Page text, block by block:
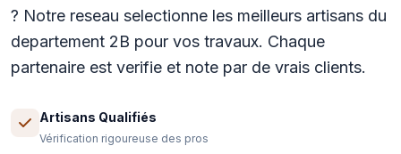
? Notre reseau selectionne les meilleurs artisans du
departement 2B pour vos travaux. Chaque
partenaire est verifie et note par de vrais clients.
Artisans Qualifiés
Vérification rigoureuse des pros